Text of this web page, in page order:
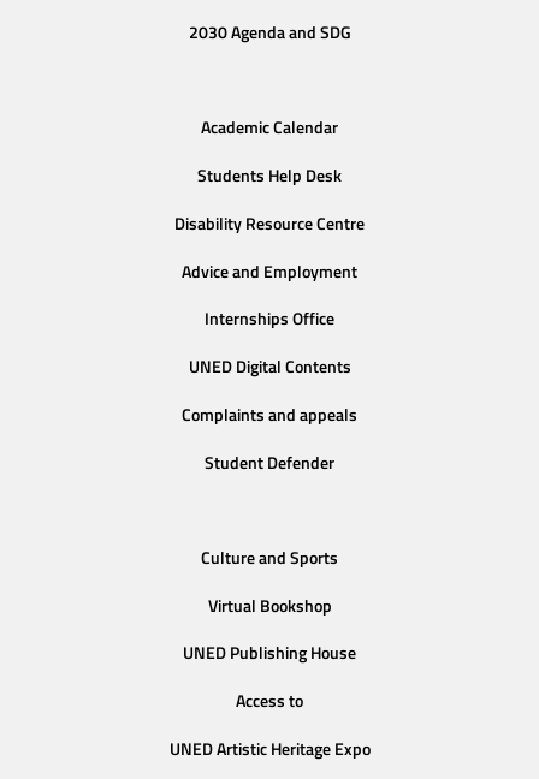
2030 Agenda and SDG
Academic Calendar
Students Help Desk
Disability Resource Centre
Advice and Employment
Internships Office
UNED Digital Contents
Complaints and appeals
Student Defender
Culture and Sports
Virtual Bookshop
UNED Publishing House
Access to
UNED Artistic Heritage Expo